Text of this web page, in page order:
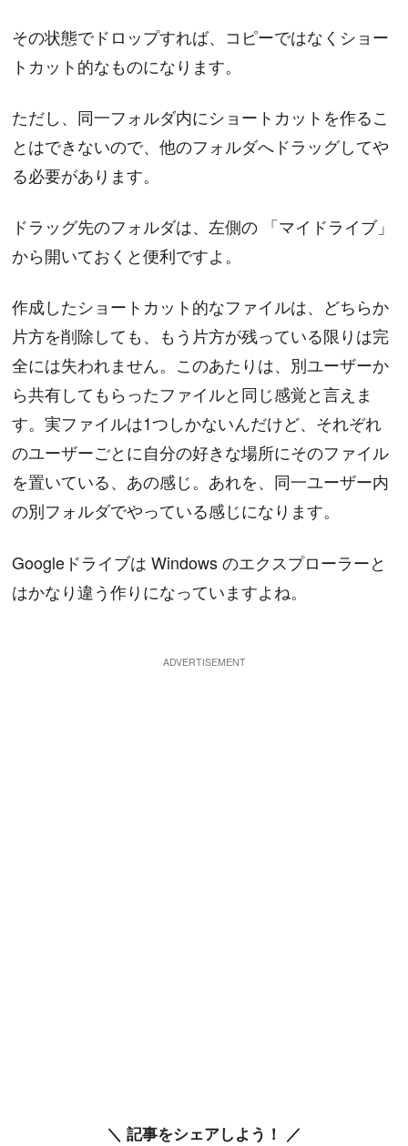
その状態でドロップすれば、コピーではなくショー
トカット的なものになります。
ただし、同一フォルダ内にショートカットを作るこ
とはできないので、他のフォルダへドラッグしてや
る必要があります。
ドラッグ先のフォルダは、左側の 「マイドライブ」
から開いておくと便利ですよ。
作成したショートカット的なファイルは、どちらか
片方を削除しても、もう片方が残っている限りは完
全には失われません。このあたりは、別ユーザーか
ら共有してもらったファイルと同じ感覚と言えま
す。実ファイルは1つしかないんだけど、それぞれ
のユーザーごとに自分の好きな場所にそのファイル
を置いている、あの感じ。あれを、同一ユーザー内
の別フォルダでやっている感じになります。
Googleドライブは Windows のエクスプローラーと
はかなり違う作りになっていますよね。
＼ 記事をシェアしよう！ ／